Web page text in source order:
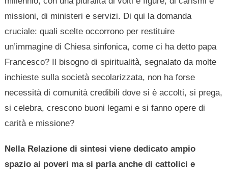
missioni, di ministeri e servizi. Di qui la domanda
cruciale: quali scelte occorrono per restituire
un’immagine di Chiesa sinfonica, come ci ha detto papa
Francesco? Il bisogno di spiritualità, segnalato da molte
inchieste sulla società secolarizzata, non ha forse
necessità di comunità credibili dove si è accolti, si prega,
si celebra, crescono buoni legami e si fanno opere di
carità e missione?
Nella Relazione di sintesi viene dedicato ampio
spazio ai poveri ma si parla anche di cattolici e